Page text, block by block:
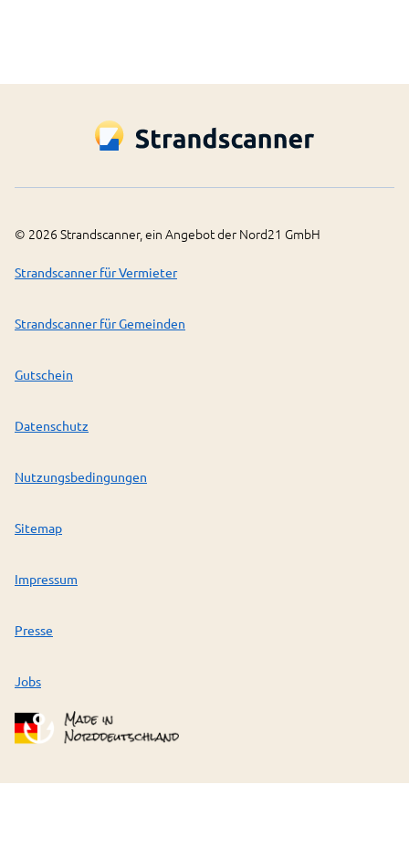
© 2026 Strandscanner, ein Angebot der Nord21 GmbH
Strandscanner für Vermieter
Strandscanner für Gemeinden
Gutschein
Datenschutz
Nutzungsbedingungen
Sitemap
Impressum
Presse
Jobs